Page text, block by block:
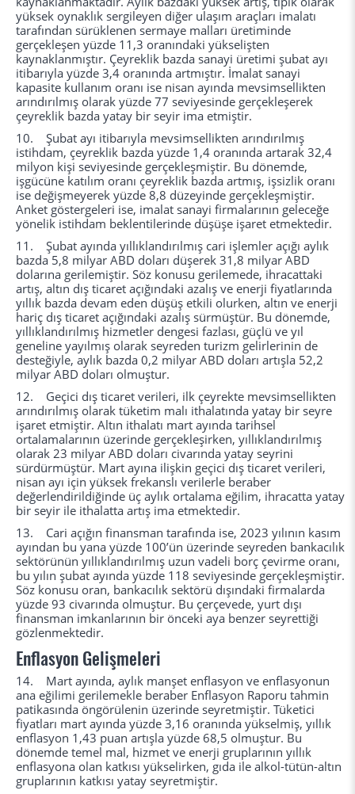
yüksek oynaklık sergileyen diğer ulaşım araçları imalatı
tarafından sürüklenen sermaye malları üretiminde
gerçekleşen yüzde 11,3 oranındaki yükselişten
kaynaklanmıştır. Çeyreklik bazda sanayi üretimi şubat ayı
itibarıyla yüzde 3,4 oranında artmıştır. İmalat sanayi
kapasite kullanım oranı ise nisan ayında mevsimsellikten
arındırılmış olarak yüzde 77 seviyesinde gerçekleşerek
çeyreklik bazda yatay bir seyir ima etmiştir.
10. Şubat ayı itibarıyla mevsimsellikten arındırılmış
istihdam, çeyreklik bazda yüzde 1,4 oranında artarak 32,4
milyon kişi seviyesinde gerçekleşmiştir. Bu dönemde,
işgücüne katılım oranı çeyreklik bazda artmış, işsizlik oranı
ise değişmeyerek yüzde 8,8 düzeyinde gerçekleşmiştir.
Anket göstergeleri ise, imalat sanayi firmalarının geleceğe
yönelik istihdam beklentilerinde düşüşe işaret etmektedir.
11. Şubat ayında yıllıklandırılmış cari işlemler açığı aylık
bazda 5,8 milyar ABD doları düşerek 31,8 milyar ABD
dolarına gerilemiştir. Söz konusu gerilemede, ihracattaki
artış, altın dış ticaret açığındaki azalış ve enerji fiyatlarında
yıllık bazda devam eden düşüş etkili olurken, altın ve enerji
hariç dış ticaret açığındaki azalış sürmüştür. Bu dönemde,
yıllıklandırılmış hizmetler dengesi fazlası, güçlü ve yıl
geneline yayılmış olarak seyreden turizm gelirlerinin de
desteğiyle, aylık bazda 0,2 milyar ABD doları artışla 52,2
milyar ABD doları olmuştur.
12. Geçici dış ticaret verileri, ilk çeyrekte mevsimsellikten
arındırılmış olarak tüketim malı ithalatında yatay bir seyre
işaret etmiştir. Altın ithalatı mart ayında tarihsel
ortalamalarının üzerinde gerçekleşirken, yıllıklandırılmış
olarak 23 milyar ABD doları civarında yatay seyrini
sürdürmüştür. Mart ayına ilişkin geçici dış ticaret verileri,
nisan ayı için yüksek frekanslı verilerle beraber
değerlendirildiğinde üç aylık ortalama eğilim, ihracatta yatay
bir seyir ile ithalatta artış ima etmektedir.
13. Cari açığın finansman tarafında ise, 2023 yılının kasım
ayından bu yana yüzde 100’ün üzerinde seyreden bankacılık
sektörünün yıllıklandırılmış uzun vadeli borç çevirme oranı,
bu yılın şubat ayında yüzde 118 seviyesinde gerçekleşmiştir.
Söz konusu oran, bankacılık sektörü dışındaki firmalarda
yüzde 93 civarında olmuştur. Bu çerçevede, yurt dışı
finansman imkanlarının bir önceki aya benzer seyrettiği
gözlenmektedir.
Enflasyon Gelişmeleri
14. Mart ayında, aylık manşet enflasyon ve enflasyonun
ana eğilimi gerilemekle beraber Enflasyon Raporu tahmin
patikasında öngörülenin üzerinde seyretmiştir. Tüketici
fiyatları mart ayında yüzde 3,16 oranında yükselmiş, yıllık
enflasyon 1,43 puan artışla yüzde 68,5 olmuştur. Bu
dönemde temel mal, hizmet ve enerji gruplarının yıllık
enflasyona olan katkısı yükselirken, gıda ile alkol-tütün-altın
gruplarının katkısı yatay seyretmiştir.